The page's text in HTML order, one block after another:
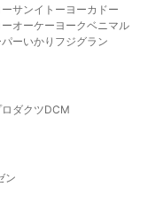
サンイトーヨーカドー
オーケー ヨークベニマル
ーいかり フジグラン
ダクツDCM
ン